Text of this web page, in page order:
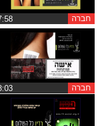
remove_circle_outline
Decrease font
חברה
חברה